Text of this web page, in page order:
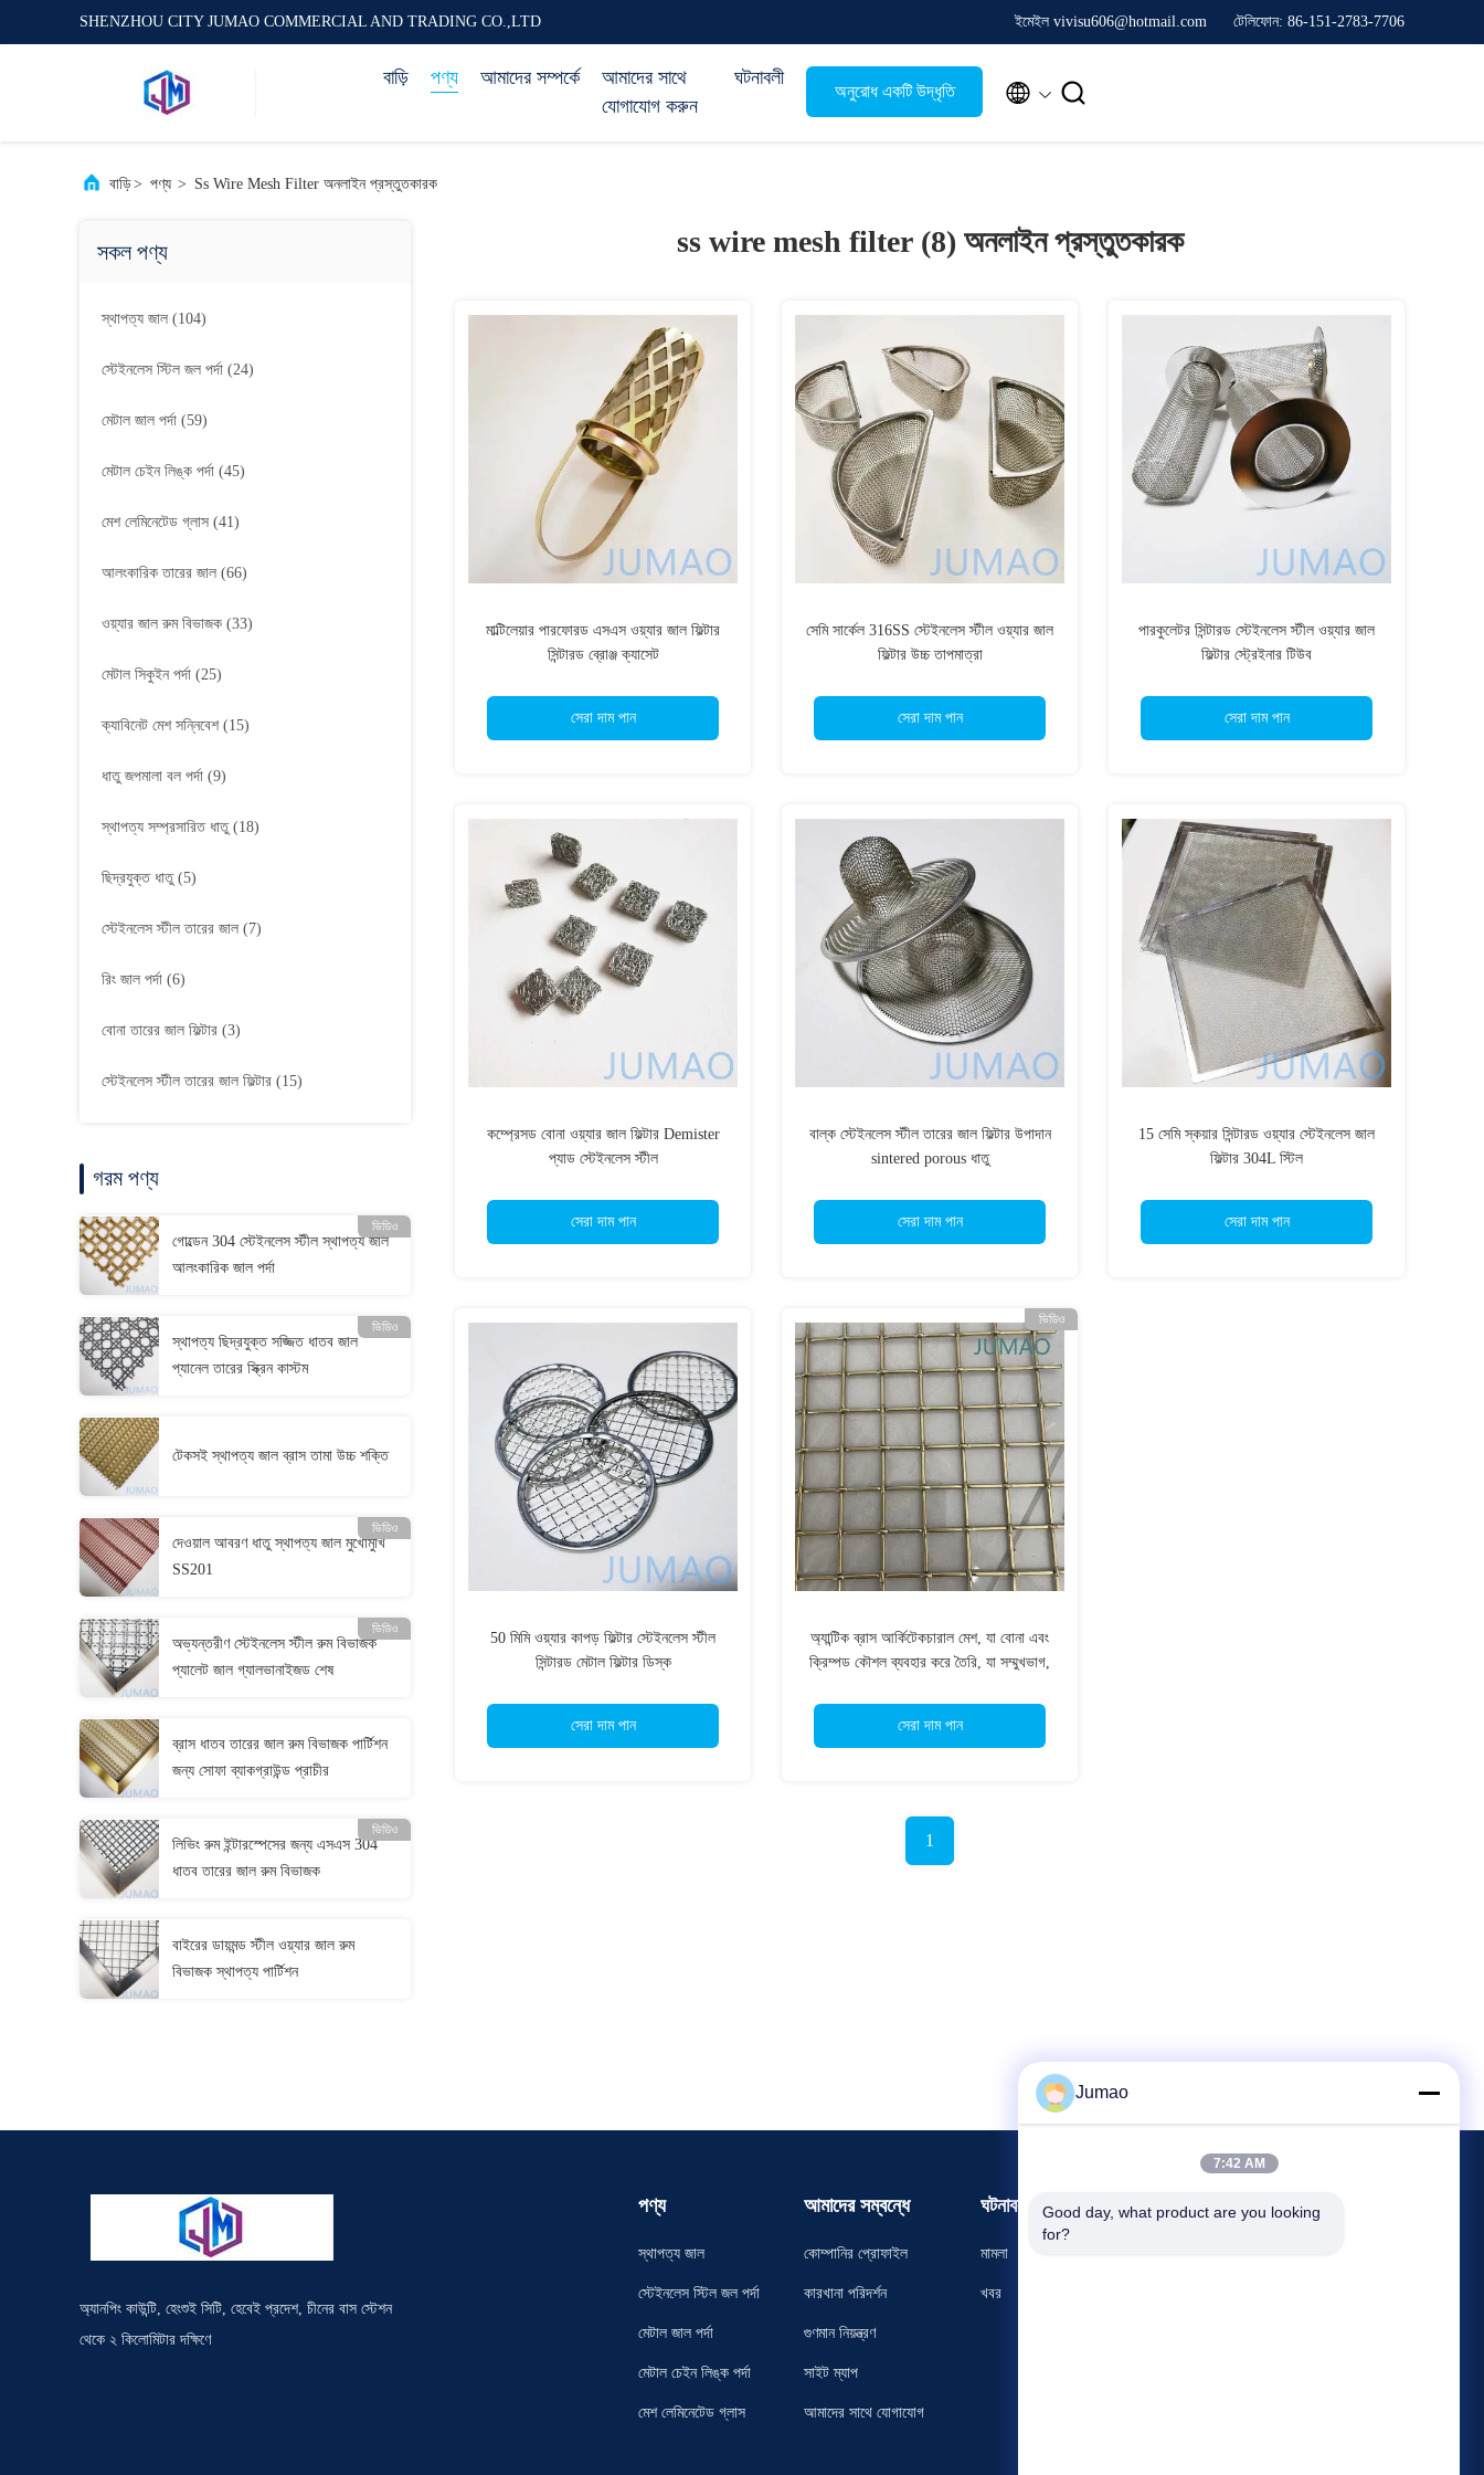
SHENZHOU CITY JUMAO COMMERCIAL AND TRADING CO.,LTD ইমেইল vivisu606@hotmail.com টেলিফোন: 86-151-2783-7706
বাড়ি পণ্য আমাদের সম্পর্কে
আমাদের সাথে
যোগাযোগ করুন
ঘটনাবলী
অনুরোধ একটি উদ্ধৃতি  
বাড়ি> পণ্য > Ss Wire Mesh Filter অনলাইন প্রস্তুতকারক
সকল পণ্য
স্থাপত্য জাল (104)
স্টেইনলেস স্টিল জল পর্দা (24)
মেটাল জাল পর্দা (59)
মেটাল চেইন লিঙ্ক পর্দা (45)
মেশ লেমিনেটেড গ্লাস (41)
আলংকারিক তারের জাল (66)
ওয়্যার জাল রুম বিভাজক (33)
মেটাল সিকুইন পর্দা (25)
ক্যাবিনেট মেশ সন্নিবেশ(15)
ধাতু জপমালা বল পর্দা (9)
স্থাপত্য সম্প্রসারিত ধাতু(18)
ছিদ্রযুক্ত ধাতু(5)
স্টেইনলেস স্টীল তারের জাল (7)
রিং জাল পর্দা (6)
বোনা তারের জাল ফিল্টার (3)
স্টেইনলেস স্টীল তারের জাল ফিল্টার (15)
গরম পণ্য
ভিডিও
গোল্ডেন 304 স্টেইনলেস স্টীল স্থাপত্য জাল
আলংকারিক জাল পর্দা
ভিডিও
স্থাপত্য ছিদ্রযুক্ত সজ্জিত ধাতব জাল
প্যানেল তারের স্ক্রিন কাস্টম
টেকসই স্থাপত্য জাল ব্রাস তামা উচ্চ শক্তি
ভিডিও
দেওয়াল আবরণ ধাতু স্থাপত্য জাল মুখোমুখি
SS201
ভিডিও
অভ্যন্তরীণ স্টেইনলেস স্টীল রুম বিভাজক
প্যালেট জাল গ্যালভানাইজড শেষ
ব্রাস ধাতব তারের জাল রুম বিভাজক পার্টিশন
জন্য সোফা ব্যাকগ্রাউন্ড প্রাচীর
ভিডিও
লিভিং রুম ইন্টারস্পেসের জন্য এসএস 304
ধাতব তারের জাল রুম বিভাজক
বাইরের ডায়মন্ড স্টীল ওয়্যার জাল রুম
বিভাজক স্থাপত্য পার্টিশন
ss wire mesh filter (8) অনলাইন প্রস্তুতকারক
মাল্টিলেয়ার পারফোরড এসএস ওয়্যার জাল ফিল্টার
সিন্টারড ব্রোঞ্জ ক্যাসেট
সেরা দাম পান
সেমি সার্কেল 316SS স্টেইনলেস স্টীল ওয়্যার জাল
ফিল্টার উচ্চ তাপমাত্রা
সেরা দাম পান
পারকুলেটর সিন্টারড স্টেইনলেস স্টীল ওয়্যার জাল
ফিল্টার স্ট্রেইনার টিউব
সেরা দাম পান
কম্প্রেসড বোনা ওয়্যার জাল ফিল্টার Demister
প্যাড স্টেইনলেস স্টীল
সেরা দাম পান
বাল্ক স্টেইনলেস স্টীল তারের জাল ফিল্টার উপাদান
sintered porous ধাতু
সেরা দাম পান
15 সেমি স্কয়ার সিন্টারড ওয়্যার স্টেইনলেস জাল
ফিল্টার 304L স্টিল
সেরা দাম পান
50 মিমি ওয়্যার কাপড় ফিল্টার স্টেইনলেস স্টীল
সিন্টারড মেটাল ফিল্টার ডিস্ক
সেরা দাম পান
ভিডিও
অ্যান্টিক ব্রাস আর্কিটেকচারাল মেশ, যা বোনা এবং
ক্রিম্পড কৌশল ব্যবহার করে তৈরি, যা সম্মুখভাগ,
সেরা দাম পান
1
অ্যানপিং কাউন্টি, হেংশুই সিটি, হেবেই প্রদেশ, চীনের বাস স্টেশন
থেকে ২ কিলোমিটার দক্ষিণে
পণ্য
স্থাপত্য জাল
স্টেইনলেস স্টিল জল পর্দা
মেটাল জাল পর্দা
মেটাল চেইন লিঙ্ক পর্দা
মেশ লেমিনেটেড গ্লাস
আমাদের সম্বন্ধে
কোম্পানির প্রোফাইল
কারখানা পরিদর্শন
গুণমান নিয়ন্ত্রণ
সাইট ম্যাপ
আমাদের সাথে যোগাযোগ
ঘটনাবলী
মামলা
খবর
অনুরোধ একটি উদ্ধৃতি
Jumao
7:42 AM
Good day, what product are you looking
for?